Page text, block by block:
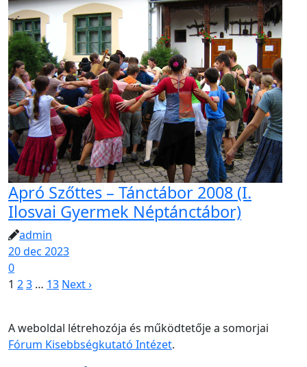
Apró Szőttes – Tánctábor 2008 (I.
Ilosvai Gyermek Néptánctábor)
admin
20 dec 2023
0
1 23 … 13 Next ›
A weboldal létrehozója és működtetője a somorjai
Fórum Kisebbségkutató Intézet.